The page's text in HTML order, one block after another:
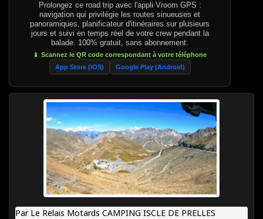
Prolongez ce road trip avec l'appli Vroom GPS :
navigation qui privilégie les routes sinueuses et
panoramiques, planificateur d'itinéraires sur plusieurs
jours et suivi en temps réel de votre crew pendant la
balade. 100% gratuit, sans abonnement.
📱 Scannez le QR code correspondant à votre téléphone
App Store (iOS)
Google Play (Android)
Par Le Relais Motards CAMPING ISCLE DE PRELLES